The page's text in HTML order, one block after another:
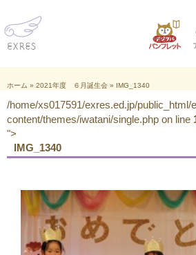
ホーム » 2021年度 ６月誕生会 » IMG_1340
/home/xs017591/exres.ed.jp/public_html/
content/themes/iwatani/single.php on line
">
IMG_1340